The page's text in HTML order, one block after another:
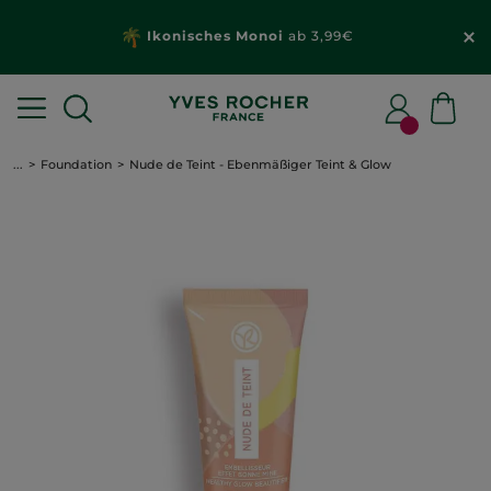
Ikonisches Monoi ab 3,99€
... Foundation Nude de Teint - Ebenmäßiger Teint & Glow